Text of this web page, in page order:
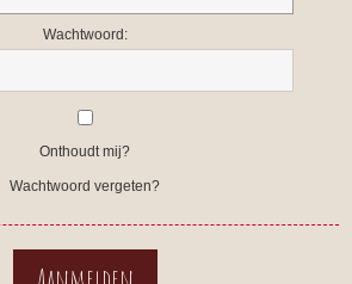
Wachtwoord:
Onthoudt mij?
Wachtwoord vergeten?